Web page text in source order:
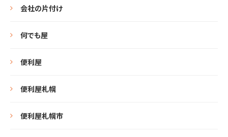
会社の片付け
何でも屋
便利屋
便利屋札幌
便利屋札幌市